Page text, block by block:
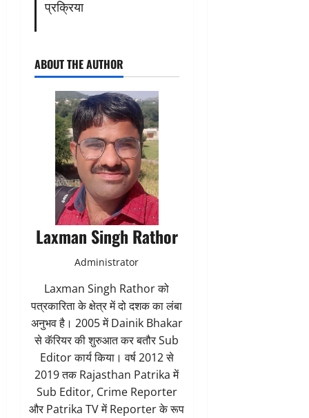
प्रक्रिया
ABOUT THE AUTHOR
Laxman Singh Rathor
Administrator
Laxman Singh Rathor को
पत्रकारिता के क्षेत्र में दो दशक का लंबा
अनुभव है। 2005 में Dainik Bhakar
से कॅरियर की शुरुआत कर बतौर Sub
Editor कार्य किया। वर्ष 2012 से
2019 तक Rajasthan Patrika में
Sub Editor, Crime Reporter
और Patrika TV में Reporter के रूप